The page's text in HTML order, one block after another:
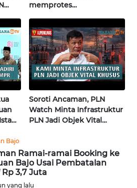
memprotes
pertama di Fujisawa
Soroti Ancaman, PLN
Watch Minta Infrastruktur
PLN Jadi Objek Vital
Bajo
Ramai-ramai Booking ke
Bajo Usai Pembatalan
3,7 Juta
yang lalu